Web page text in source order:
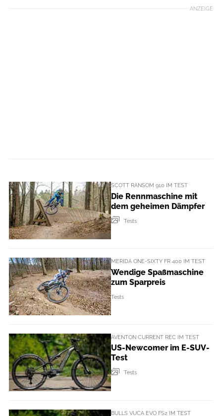
ANZEIGE
SCOTT RANSOM 910 IM TEST
Die Rennmaschine mit
dem geheimen Dämpfer
Tests
MERIDA ONE-SIXTY FR 400 IM TEST
Wendige Spaßmaschine
zum Sparpreis
Tests
AVENTON CURRENT REC IM TEST
US-Newcomer im E-SUV-
Test
Tests
BULLS VUCA EVO FS2 IM TEST